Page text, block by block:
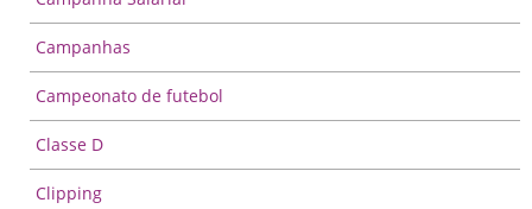
Campanhas
Campeonato de futebol
Classe D
Clipping